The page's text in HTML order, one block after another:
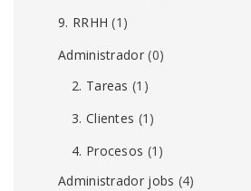
9. RRHH (1)
Administrador(0)
2. Tareas (1)
3. Clientes (1)
4. Procesos (1)
Administrador jobs (4)